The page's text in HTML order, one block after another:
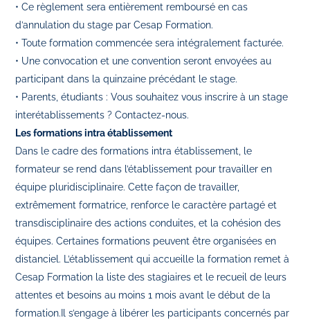
• Ce règlement sera entièrement remboursé en cas
d’annulation du stage par Cesap Formation.
• Toute formation commencée sera intégralement facturée.
• Une convocation et une convention seront envoyées au
participant dans la quinzaine précédant le stage.
• Parents, étudiants : Vous souhaitez vous inscrire à un stage
interétablissements ? Contactez-nous.
Les formations intra établissement
Dans le cadre des formations intra établissement, le
formateur se rend dans l’établissement pour travailler en
équipe pluridisciplinaire. Cette façon de travailler,
extrêmement formatrice, renforce le caractère partagé et
transdisciplinaire des actions conduites, et la cohésion des
équipes. Certaines formations peuvent être organisées en
distanciel. L’établissement qui accueille la formation remet à
Cesap Formation la liste des stagiaires et le recueil de leurs
attentes et besoins au moins 1 mois avant le début de la
formation.Il s’engage à libérer les participants concernés par